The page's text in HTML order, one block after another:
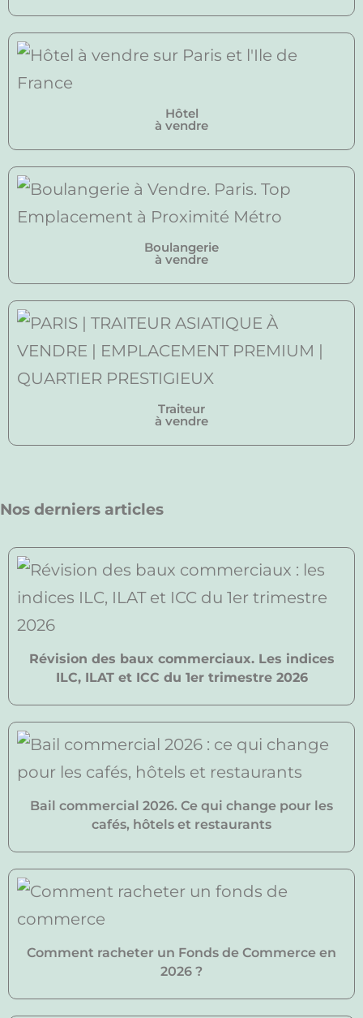
Hôtel
à vendre
Boulangerie
à vendre
Traiteur
à vendre
Nos derniers articles
Révision des baux commerciaux. Les indices
ILC, ILAT et ICC du 1er trimestre 2026
Bail commercial 2026. Ce qui change pour les
cafés, hôtels et restaurants
Comment racheter un Fonds de Commerce en
2026 ?